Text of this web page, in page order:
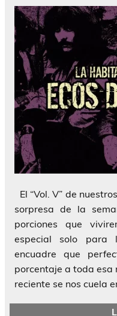
El “Vol. V” de
sorpresa de la
porciones que
especial solo para
encuadre que
porcentaje a toda esa
reciente se nos cuela